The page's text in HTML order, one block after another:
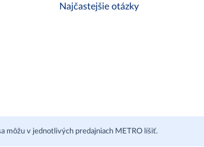
Najčastejšie otázky
môžu v jednotlivých predajniach METRO líšiť.